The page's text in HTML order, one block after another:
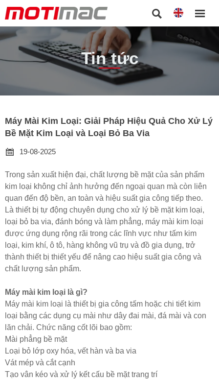
 
Tin tức
Máy Mài Kim Loại: Giải Pháp Hiệu Quả Cho Xử Lý
Bề Mặt Kim Loại và Loại Bỏ Ba Via

19-08-2025
Trong sản xuất hiện đại, chất lượng bề mặt của sản phẩm
kim loại không chỉ ảnh hưởng đến ngoại quan mà còn liên
quan đến độ bền, an toàn và hiệu suất gia công tiếp theo.
Là thiết bị tự động chuyên dụng cho xử lý bề mặt kim loại,
loại bỏ ba via, đánh bóng và làm phẳng, máy mài kim loại
được ứng dụng rộng rãi trong các lĩnh vực như tấm kim
loại, kim khí, ô tô, hàng không vũ trụ và đồ gia dụng, trở
thành thiết bị thiết yếu để nâng cao hiệu suất gia công và
chất lượng sản phẩm.
Máy mài kim loại là gì?
Máy mài kim loại là thiết bị gia công tấm hoặc chi tiết kim
loại bằng các dụng cụ mài như dây đai mài, đá mài và con
lăn chải. Chức năng cốt lõi bao gồm:
Mài phẳng bề mặt
Loại bỏ lớp oxy hóa, vết hàn và ba via
Vát mép và cắt cạnh
Tạo vân kéo và xử lý kết cấu bề mặt trang trí